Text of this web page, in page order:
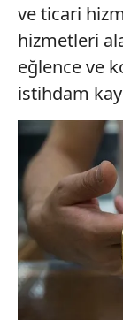
ve ticari
hizmetleri
eğlence ve
istihdam